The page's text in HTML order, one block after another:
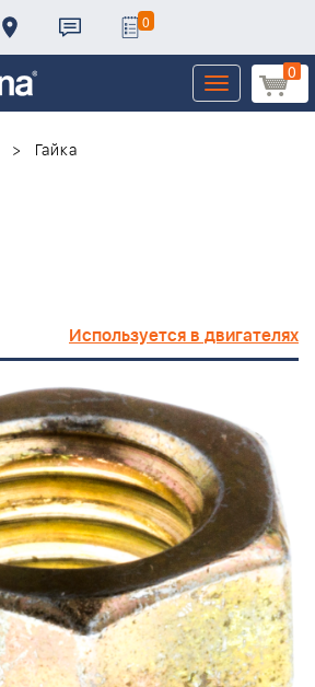
0
0
Toggle
navigation
Гайка
Используется в двигателях